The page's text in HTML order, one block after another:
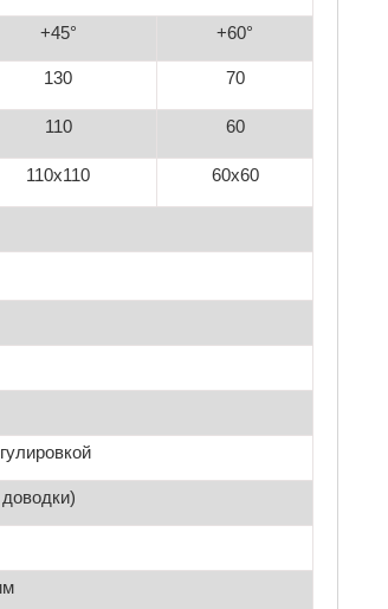
+45° +60°
130 70
110 60
110x110 60x60